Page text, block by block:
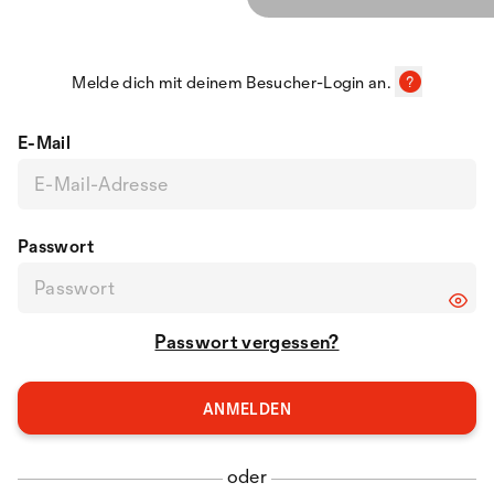
Melde dich mit deinem Besucher-Login an.
E-Mail
Passwort
Passwort vergessen?
oder